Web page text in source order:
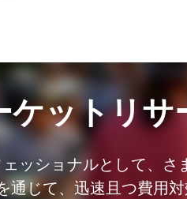
ケットリサ
ッショナルとして、
通じて、迅速且つ費用